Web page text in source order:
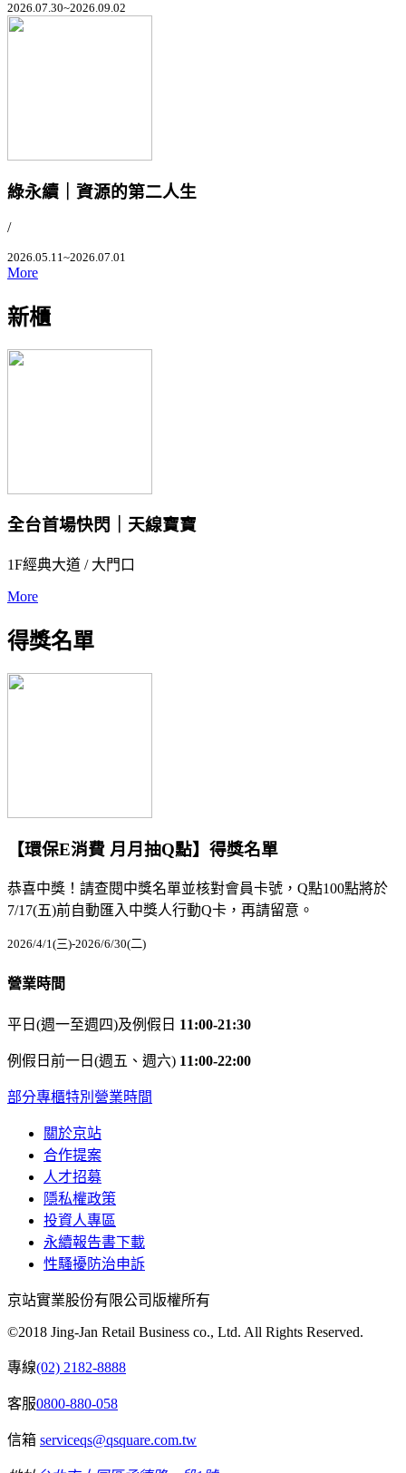
2026.07.30~2026.09.02
綠永續｜資源的第二人生
/
2026.05.11~2026.07.01
More
新櫃
全台首場快閃｜天線寶寶
1F經典大道 / 大門口
More
得獎名單
【環保E消費 月月抽Q點】得獎名單
恭喜中獎！請查閱中獎名單並核對會員卡號，Q點100點將於
7/17(五)前自動匯入中獎人行動Q卡，再請留意。
2026/4/1(三)-2026/6/30(二)
營業時間
平日(週一至週四)及例假日 11:00-21:30
例假日前一日(週五、週六) 11:00-22:00
部分專櫃特別營業時間
關於京站
合作提案
人才招募
隱私權政策
投資人專區
永續報告書下載
性騷擾防治申訴
京站實業股份有限公司版權所有
©2018 Jing-Jan Retail Business co., Ltd. All Rights Reserved.
專線(02) 2182-8888
客服0800-880-058
信箱 serviceqs@qsquare.com.tw